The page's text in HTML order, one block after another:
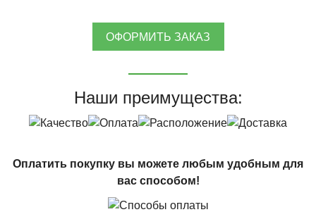
ОФОРМИТЬ ЗАКАЗ
Наши преимущества:
Оплатить покупку вы можете любым удобным для
вас способом!